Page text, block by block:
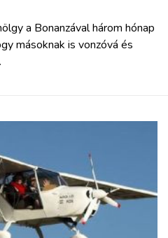
a Bonanzával három hónap
másoknak is vonzóvá és